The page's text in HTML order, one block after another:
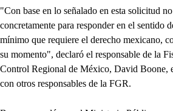
"Con base en lo señalado en esta solicitud
concretamente para responder en el sentido
mínimo que requiere el derecho mexicano,
su momento", declaró el responsable de la
Control Regional de México, David Boone,
con otros responsables de la FGR.